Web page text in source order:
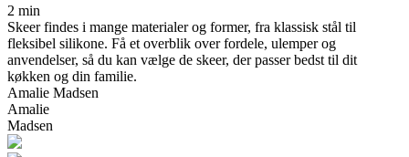
2 min
Skeer findes i mange materialer og former, fra klassisk stål til
fleksibel silikone. Få et overblik over fordele, ulemper og
anvendelser, så du kan vælge de skeer, der passer bedst til dit
køkken og din familie.
Amalie Madsen
Amalie
Madsen